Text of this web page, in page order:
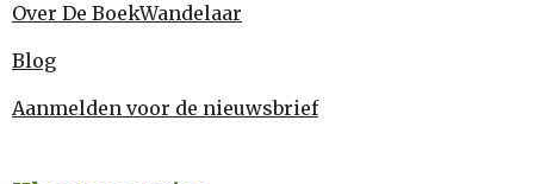
Over De BoekWandelaar
Blog
Aanmelden voor de nieuwsbrief